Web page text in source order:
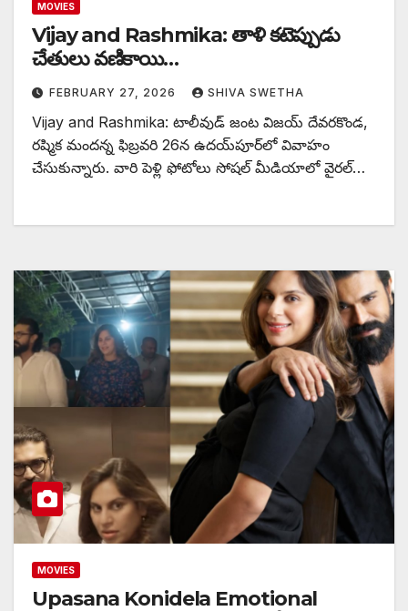
MOVIES
Vijay and Rashmika: తాళి కటెప్పుడు
చేతులు వణికాయి…
FEBRUARY 27, 2026 SHIVA SWETHA
Vijay and Rashmika: టాలీవుడ్ జంట విజయ్ దేవరకొండ,
రష్మిక మందన్న ఫిబ్రవరి 26న ఉదయ్‌పూర్‌లో వివాహం
చేసుకున్నారు. వారి పెళ్లి ఫోటోలు సోషల్ మీడియాలో వైరల్…
MOVIES
Upasana Konidela Emotional